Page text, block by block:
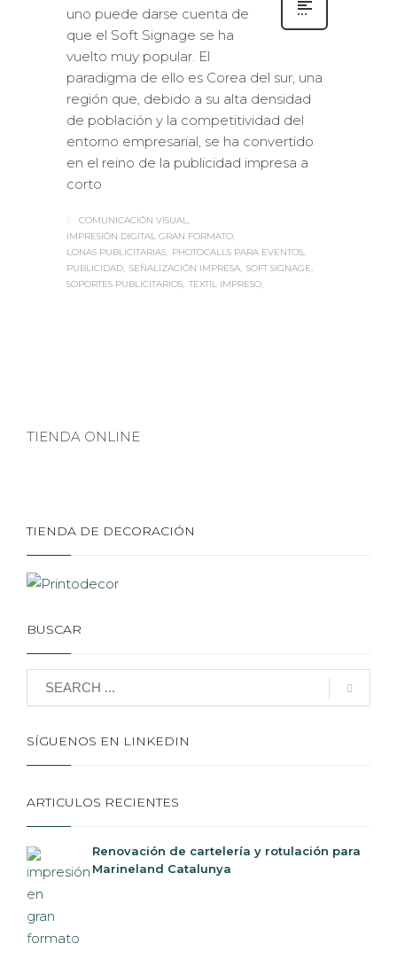
uno puede darse cuenta de
que el Soft Signage se ha
vuelto muy popular. El
paradigma de ello es Corea del sur, una
región que, debido a su alta densidad
de población y la competitividad del
entorno empresarial, se ha convertido
en el reino de la publicidad impresa a
corto
COMUNICACIÓN VISUAL
IMPRESIÓN DIGITAL GRAN FORMATO
LONAS PUBLICITARIAS
PHOTOCALLS PARA EVENTOS
PUBLICIDAD SEÑALIZACIÓN IMPRESA SOFT SIGNAGE
SOPORTES PUBLICITARIOS TEXTIL IMPRESO
TIENDA ONLINE
TIENDA DE DECORACIÓN
BUSCAR
SÍGUENOS EN LINKEDIN
ARTICULOS RECIENTES
Renovación de cartelería y rotulación para
Marineland Catalunya